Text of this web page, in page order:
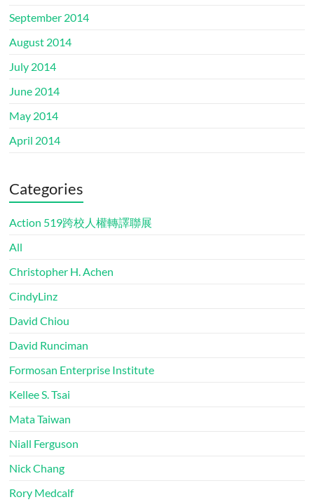
September 2014
August 2014
July 2014
June 2014
May 2014
April 2014
Categories
Action 519跨校人權轉譯聯展
All
Christopher H. Achen
CindyLinz
David Chiou
David Runciman
Formosan Enterprise Institute
Kellee S. Tsai
Mata Taiwan
Niall Ferguson
Nick Chang
Rory Medcalf